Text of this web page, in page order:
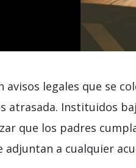
legales que se
atrasada. Instituidos
que los padres
a cualquier